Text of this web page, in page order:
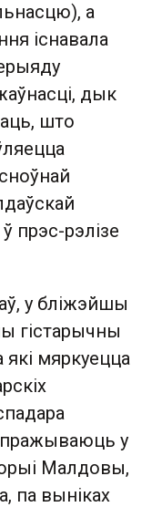
а
існавала
дык
што
прэс-рэлізе
у бліжэйшы
гістарычны
мяркуецца
пражываюць у
Малдовы,
па выніках